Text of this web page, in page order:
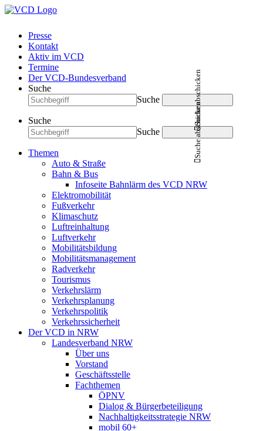
Presse
Kontakt
Aktiv im VCD
Termine
Der VCD-Bundesverband
Suche
Suche
Suche abschicken
Suche
Suche
Suche abschicken
Themen
Auto & Straße
Bahn & Bus
Infoseite Bahnlärm des VCD NRW
Elektromobilität
Fußverkehr
Klimaschutz
Luftreinhaltung
Luftverkehr
Mobilitätsbildung
Mobilitätsmanagement
Radverkehr
Tourismus
Verkehrslärm
Verkehrsplanung
Verkehrspolitik
Verkehrssicherheit
Der VCD in NRW
Landesverband NRW
Über uns
Vorstand
Geschäftsstelle
Fachthemen
ÖPNV
Dialog & Bürgerbeteiligung
Nachhaltigkeitsstrategie NRW
mobil 60+